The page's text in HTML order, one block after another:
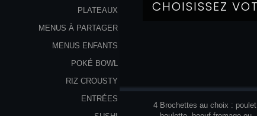
PLATEAUX
MENUS À PARTAGER
MENUS ENFANTS
POKÉ BOWL
RIZ CROUSTY
ENTRÉES
4 Brochettes au choix : poulet,